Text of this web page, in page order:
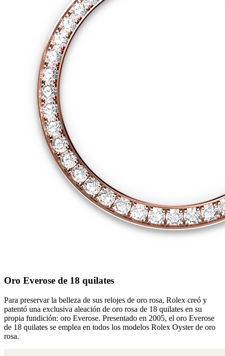
Oro Everose de 18 quilates
Para preservar la belleza de sus relojes de oro rosa, Rolex creó y
patentó una exclusiva aleación de oro rosa de 18 quilates en su
propia fundición: oro Everose. Presentado en 2005, el oro Everose
de 18 quilates se emplea en todos los modelos Rolex Oyster de oro
rosa.